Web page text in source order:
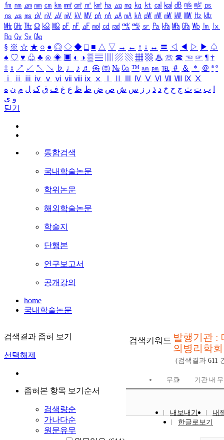
㎙ ㎚ ㎛ ㎜ ㎝ ㎞ ㎟ ㎠ ㎡ ㎢ ㏊ ㎍ ㎎ ㎏ ㏏ ㎈ ㎉ ㏈ ㎧ ㎨ ㎰
㎱ ㎲ ㎳ ㎴ ㎵ ㎶ ㎷ ㎸ ㎹ ㎀ ㎁ ㎂ ㎃ ㎄ ㎺ ㎻ ㎽ ㎾ ㎿ ㎐ ㎑
㎒ ㎓ ㎔ Ω ㏀ ㏁ ㎊ ㎋ ㎌ ㏖ ㏅ ㎭ ㎮ ㎯ ㏛ ㎩ ㎪ ㎫ ㎬ ㏝ ㏐
㏓
㏃ ㏉ ㏜ ㏆
§ ※ ☆ ★ ○ ● ◎ ◇ ◆ □ ■ △ ▽ → ← ↑ ↓ ↔ 〓 ◁ ◀ ▷ ▶ ♤
♠ ♡ ♥ ♧ ♣ ⊙ ◈ ▣ ◐ ◑ ▒ ▤ ▨ ▧ ▦ ▩ ♨ ☏ ☎ ☜ ☞ ¶ †
‡ ↕ ↗ ↙ ↖ ↘ ♭ ♩ ♪ ♬ ㉿ ㈜ № ㏇ ™ ㏂ ㏘ ℡ ＃ ＆ ＊ ＠ ª º
ⅰ
ⅱ ⅲ ⅳ ⅴ ⅵ ⅶ ⅷ ⅸ ⅹ Ⅳ Ⅴ Ⅵ Ⅶ Ⅷ Ⅸ Ⅹ
ب ت ث ج ح خ د ذ ر ز س ش ص ض ط ظ ع غ ف ق ک ل م ن ه
و ی
닫기
통합검색
국내학술논문
학위논문
해외학술논문
학술지
단행본
연구보고서
공개강의
home
국내학술논문
검색결과 좁혀 보기
선택해제
좁혀본 항목 보기순서
검색량순
가나다순
원문유무
검색키워드 발행기관 :
의병리학회
(검색결과 611
무료 기관 내
내보내기
내
한글로보기